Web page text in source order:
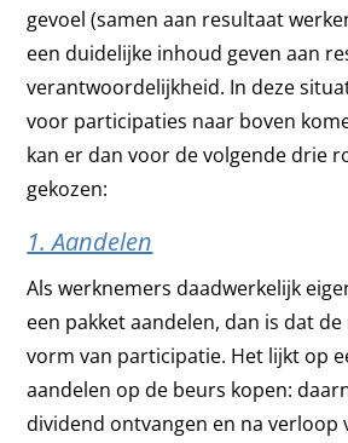
gevoel (samen aan resultaat
een duidelijke inhoud geven aan
verantwoordelijkheid. In deze
voor participaties naar boven
kan er dan voor de volgende drie
gekozen:
1. Aandelen
Als werknemers daadwerkelijk
een pakket aandelen, dan is dat
vorm van participatie. Het lijkt op
aandelen op de beurs kopen:
dividend ontvangen en na